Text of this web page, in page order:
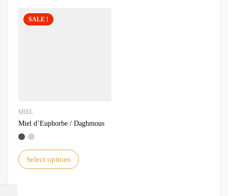
SALE !
MIEL
Miel d’Euphorbe / Daghmous
Select options